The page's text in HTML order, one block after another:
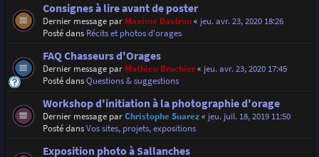
Consignes à lire avant de poster
Dernier message par Maxime Daviron« jeu. avr. 23, 2020 18:26
Posté dans Récits et photos d'orages
FAQ Chasseurs d'Orages
Dernier message par Mathieu Brochier« jeu. avr. 23, 2020 17:45
Posté dansQuestions & suggestions
Workshop d'initiation à la photographie d'orage
Dernier message parChristophe Suarez« jeu. juil. 18, 2019 11:50
Posté dansVos sites, projets, expositions
Exposition photo à Sallanches